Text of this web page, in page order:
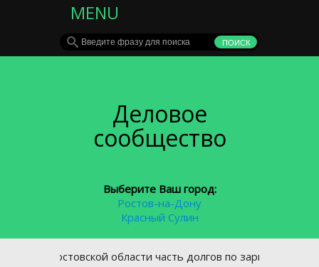
MENU
Деловое
сообщество
Выберите Ваш город:
Ростов-на-Дону
Красный Сулин
В Ростовской области часть долгов по зарплате